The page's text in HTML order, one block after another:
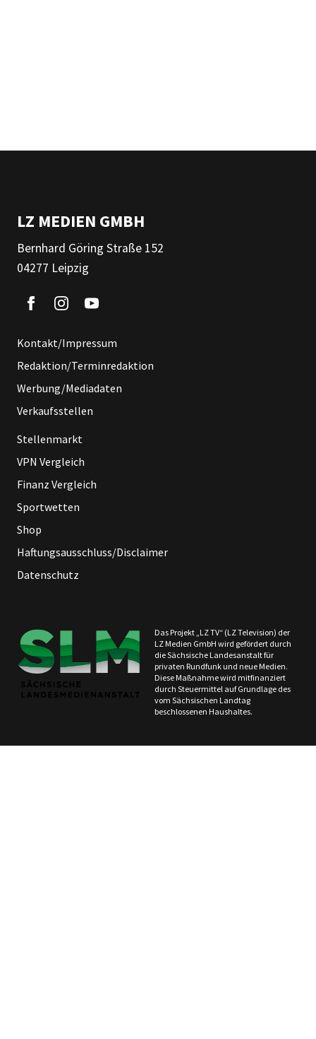
LZ MEDIEN GMBH
Bernhard Göring Straße 152
04277 Leipzig
Kontakt/Impressum
Redaktion/Terminredaktion
Werbung/Mediadaten
Verkaufsstellen
Stellenmarkt
VPN Vergleich
Finanz Vergleich
Sportwetten
Shop
Haftungsausschluss/Disclaimer
Datenschutz
Das Projekt „LZ TV“ (LZ Television) der
LZ Medien GmbH wird gefördert durch
die Sächsische Landesanstalt für
privaten Rundfunk und neue Medien.
Diese Maßnahme wird mitfinanziert
durch Steuermittel auf Grundlage des
vom Sächsischen Landtag
beschlossenen Haushaltes.